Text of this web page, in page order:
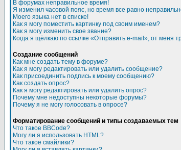
В форумах неправильное время!
Я изменил часовой пояс, но время все равно
Моего языка нет в списке!
Как я могу поместить картинку под своим именем?
Как я могу изменить свое звание?
Когда я щёлкаю по ссылке «Отправить e-mail», от меня
Создание сообщений
Как мне создать тему в форуме?
Как я могу редактировать или удалить сообщение?
Как присоединить подпись к моему сообщению?
Как создать опрос?
Как я могу редактировать или удалить опрос?
Почему мне недоступны некоторые форумы?
Почему я не могу голосовать в опросе?
Форматирование сообщений и типы создаваемых тем
Что такое BBCode?
Могу ли я использовать HTML?
Что такое смайлики?